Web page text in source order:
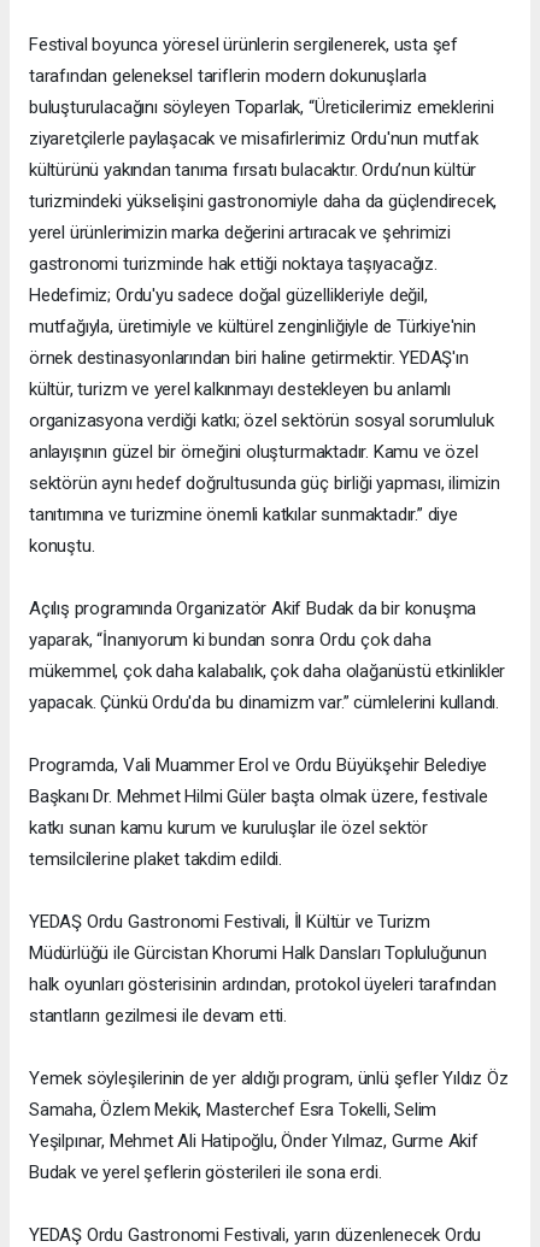
Festival boyunca yöresel ürünlerin sergilenerek, usta şef
tarafından geleneksel tariflerin modern dokunuşlarla
buluşturulacağını söyleyen Toparlak, “Üreticilerimiz emeklerini
ziyaretçilerle paylaşacak ve misafirlerimiz Ordu'nun mutfak
kültürünü yakından tanıma fırsatı bulacaktır. Ordu’nun kültür
turizmindeki yükselişini gastronomiyle daha da güçlendirecek,
yerel ürünlerimizin marka değerini artıracak ve şehrimizi
gastronomi turizminde hak ettiği noktaya taşıyacağız.
Hedefimiz; Ordu'yu sadece doğal güzellikleriyle değil,
mutfağıyla, üretimiyle ve kültürel zenginliğiyle de Türkiye'nin
örnek destinasyonlarından biri haline getirmektir. YEDAŞ'ın
kültür, turizm ve yerel kalkınmayı destekleyen bu anlamlı
organizasyona verdiği katkı; özel sektörün sosyal sorumluluk
anlayışının güzel bir örneğini oluşturmaktadır. Kamu ve özel
sektörün aynı hedef doğrultusunda güç birliği yapması, ilimizin
tanıtımına ve turizmine önemli katkılar sunmaktadır.” diye
konuştu.
Açılış programında Organizatör Akif Budak da bir konuşma
yaparak, “İnanıyorum ki bundan sonra Ordu çok daha
mükemmel, çok daha kalabalık, çok daha olağanüstü etkinlikler
yapacak. Çünkü Ordu'da bu dinamizm var.” cümlelerini kullandı.
Programda, Vali Muammer Erol ve Ordu Büyükşehir Belediye
Başkanı Dr. Mehmet Hilmi Güler başta olmak üzere, festivale
katkı sunan kamu kurum ve kuruluşlar ile özel sektör
temsilcilerine plaket takdim edildi.
YEDAŞ Ordu Gastronomi Festivali, İl Kültür ve Turizm
Müdürlüğü ile Gürcistan Khorumi Halk Dansları Topluluğunun
halk oyunları gösterisinin ardından, protokol üyeleri tarafından
stantların gezilmesi ile devam etti.
Yemek söyleşilerinin de yer aldığı program, ünlü şefler Yıldız Öz
Samaha, Özlem Mekik, Masterchef Esra Tokelli, Selim
Yeşilpınar, Mehmet Ali Hatipoğlu, Önder Yılmaz, Gurme Akif
Budak ve yerel şeflerin gösterileri ile sona erdi.
YEDAŞ Ordu Gastronomi Festivali, yarın düzenlenecek Ordu